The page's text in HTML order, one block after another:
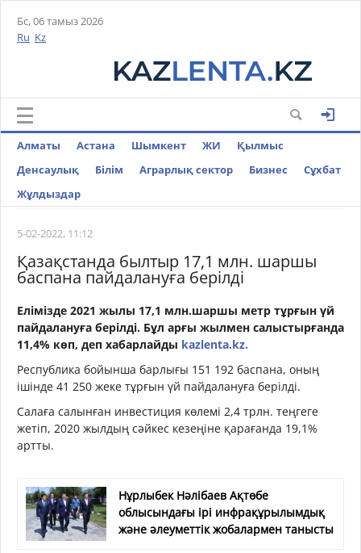
Бс, 06 тамыз 2026
Ru Kz
Алматы Астана Шымкент ЖИ
Қылмыс
Денсаулық
Білім Аграрлық сектор Бизнес
Cұхбат
Жұлдыздар
5-02-2022, 11:12
Қазақстанда былтыр 17,1 млн. шаршы
баспана пайдалануға берілді
Елімізде 2021 жылы 17,1 млн.шаршы метр тұрғын үй
пайдалануға берілді. Бұл арғы жылмен салыстырғанда
11,4% көп, деп хабарлайды kazlenta.kz.
Республика бойынша барлығы 151 192 баспана, оның
ішінде 41 250 жеке тұрғын үй пайдалануға берілді.
Салаға салынған инвестиция көлемі 2,4 трлн. теңгеге
жетіп, 2020 жылдың сәйкес кезеңіне қарағанда 19,1%
артты.
Нұрлыбек Нәлібаев Ақтөбе
облысындағы ірі инфрақұрылымдық
және әлеуметтік жобалармен танысты